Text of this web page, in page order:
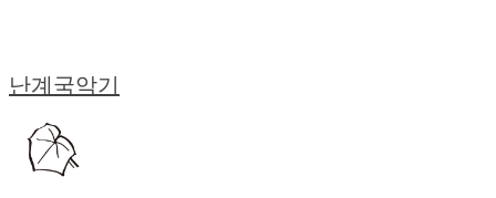
난계국악기